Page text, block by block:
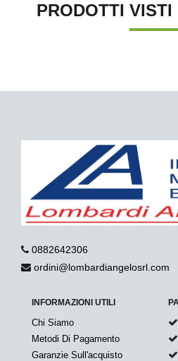
PRODOTTI VISTI
0882642306
ordini@lombardiangelosrl.com
INFORMAZIONI UTILI
Chi Siamo
Metodi Di Pagamento
Garanzie Sull'acquisto